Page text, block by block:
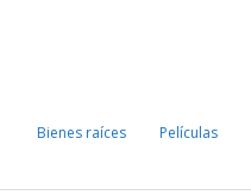
Bienes raíces Películas